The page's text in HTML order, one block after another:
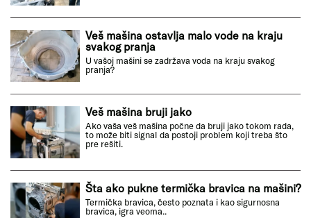
Veš mašina ostavlja malo vode na kraju
svakog pranja
U vašoj mašini se zadržava voda na kraju svakog
pranja?
Veš mašina bruji jako
Ako vaša veš mašina počne da bruji jako tokom rada,
to može biti signal da postoji problem koji treba što
pre rešiti.
Šta ako pukne termička bravica na mašini?
Termička bravica, često poznata i kao sigurnosna
bravica, igra veoma..